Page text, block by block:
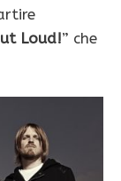
Loud!” che